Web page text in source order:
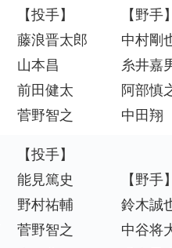
【投手】
藤浪晋太郎
山本昌
前田健太
菅野智之
【野手】
中村剛
糸井嘉
阿部慎
中田翔
【投手】
能見篤史
野村祐輔
菅野智之
【野手】
鈴木誠
中谷将